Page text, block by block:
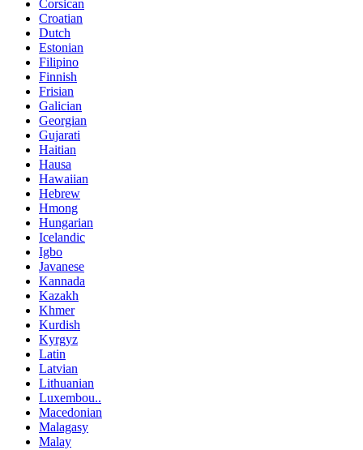
Corsican
Croatian
Dutch
Estonian
Filipino
Finnish
Frisian
Galician
Georgian
Gujarati
Haitian
Hausa
Hawaiian
Hebrew
Hmong
Hungarian
Icelandic
Igbo
Javanese
Kannada
Kazakh
Khmer
Kurdish
Kyrgyz
Latin
Latvian
Lithuanian
Luxembou..
Macedonian
Malagasy
Malay